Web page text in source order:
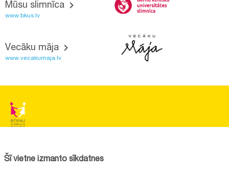
Mūsu slimnīca
www.bkus.lv
Vecāku māja
www.vecakumaja.lv
Reģistrācijas nr.:40008057120
Šī vietne izmanto sīkdatnes